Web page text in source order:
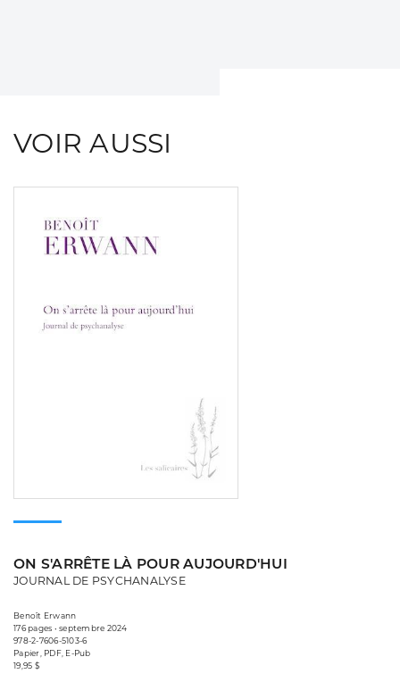
VOIR AUSSI
ON S'ARRÊTE LÀ POUR AUJOURD'HUI
JOURNAL DE PSYCHANALYSE
Benoît Erwann
176 pages • septembre 2024
978-2-7606-5103-6
Papier, PDF, E-Pub
19,95 $